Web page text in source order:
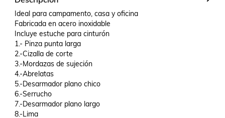
Ideal para campamento, casa y oficina
Fabricada en acero inoxidable
Incluye estuche para cinturón
1.- Pinza punta larga
2.-Cizalla de corte
3.-Mordazas de sujeción
4.-Abrelatas
5.-Desarmador plano chico
6.-Serrucho
7.-Desarmador plano largo
8.-Lima